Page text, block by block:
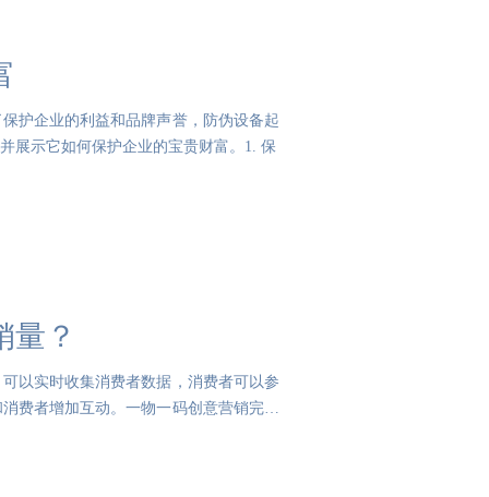
护企业的利益和品牌声誉，防伪设备起
展示它如何保护企业的宝贵财富。1. 保
量？
以实时收集消费者数据，消费者可以参
费者增加互动。一物一码创意营销完成